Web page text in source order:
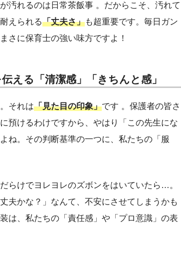
汚れるのは日常茶飯事 。だからこそ、汚れて
えられる「丈夫さ」も超重要です。毎日ガン
さに保育士の強い味方ですよ！
える「清潔感」「きちんと感」
それは「見た目の印象」です 。保護者の皆さ
預けるわけですから、やはり「この先生にな
ね。その判断基準の一つに、私たちの「服
らけでヨレヨレのズボンをはいていたら…。
夫かな？」なんて、不安にさせてしまうかも
は、私たちの「責任感」や「プロ意識」の表